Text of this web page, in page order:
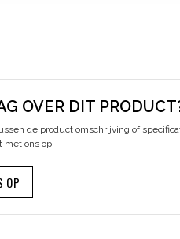
OVER DIT
de product omschrijving of
met ons op
OP